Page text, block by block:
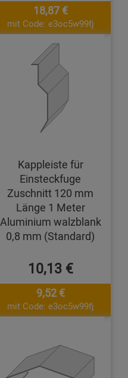
18,87 €
mit Code: e3oc5w99fj
Kappleiste für
Einsteckfuge
Zuschnitt 120 mm
Länge 1 Meter
Aluminium walzblank
0,8 mm (Standard)
10,13 €
9,52 €
mit Code: e3oc5w99fj